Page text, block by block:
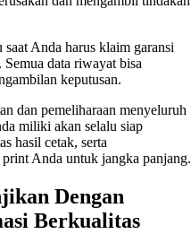
Anda harus klaim garansi
data riwayat bisa
keputusan.
dan pemeliharaan menyeluruh
miliki akan selalu siap
hasil cetak, serta
Anda untuk jangka panjang.
Dengan
Berkualitas